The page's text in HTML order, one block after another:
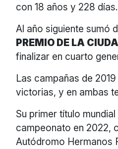
con 18 años y 228 días.
Al año siguiente sumó
PREMIO DE LA
finalizar en cuarto
Las campañas de
victorias, y en ambas
Su primer título
campeonato en 2022,
Autódromo Hermanos